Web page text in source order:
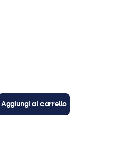
Aggiungi al carrello